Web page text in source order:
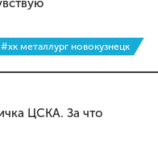
#хк металлург новокузнецк
ЦСКА. За что